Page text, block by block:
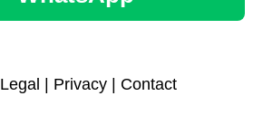
Legal | Privacy| Contact